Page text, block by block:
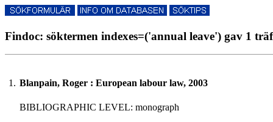
Findoc: söktermen indexes=('annual leave') gav 1
1. Blanpain, Roger : European labour law, 2003
BIBLIOGRAPHIC LEVEL: monograph